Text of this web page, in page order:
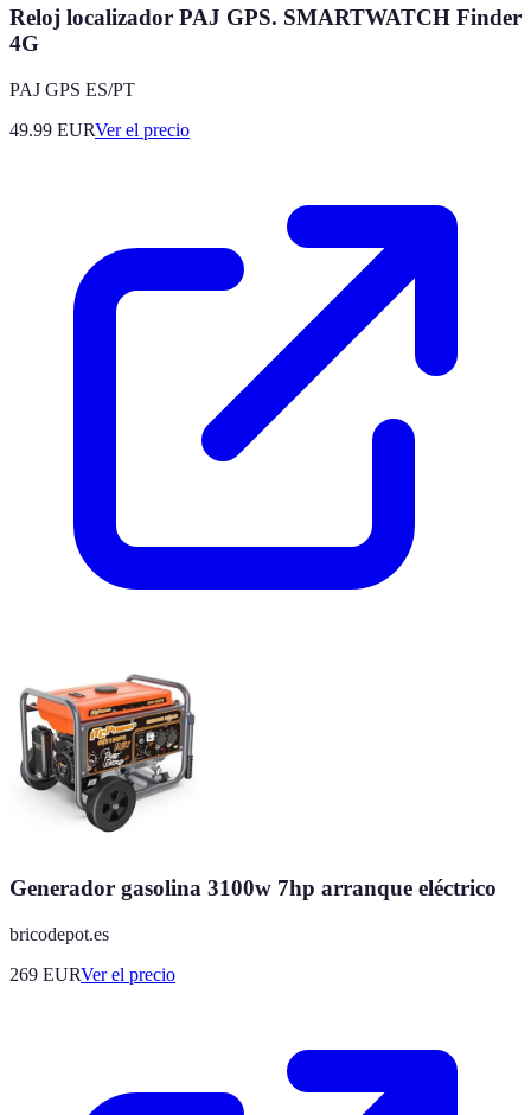
Reloj localizador PAJ GPS. SMARTWATCH Finder
4G
PAJ GPS ES/PT
49.99 EURVer el precio
Generador gasolina 3100w 7hp arranque eléctrico
bricodepot.es
269 EURVer el precio